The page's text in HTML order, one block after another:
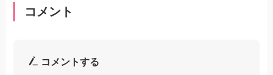
コメント
コメントする